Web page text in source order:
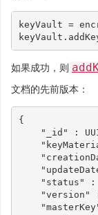
keyVault =
keyVault .
如果成功，则
文档的先前版本：
{
"_id" :
"status" :
"version"